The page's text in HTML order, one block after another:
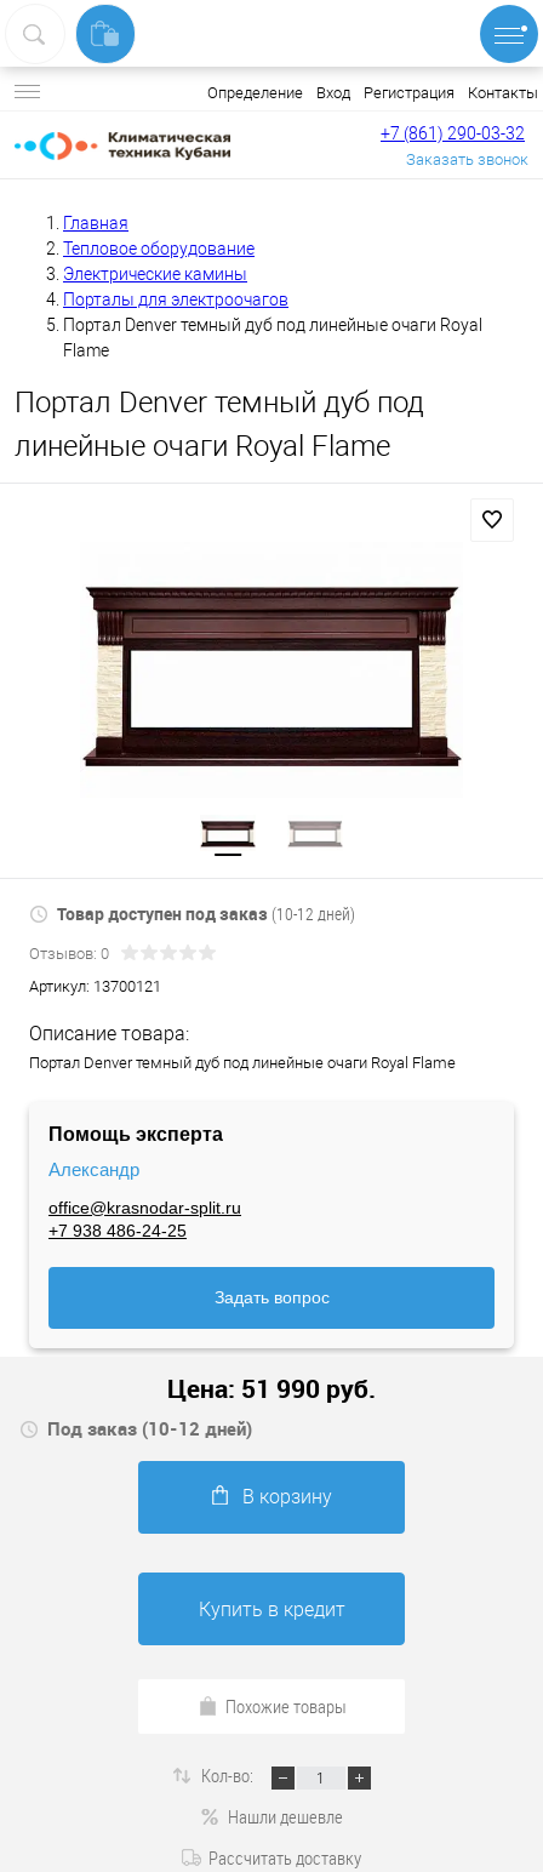
Определение Вход Регистрация Контакты
+7 (861) 290-03-32
Заказать звонок
Главная
Тепловое оборудование
Электрические камины
Порталы для электроочагов
Портал Denver темный дуб под линейные очаги Royal
Flame
Портал Denver темный дуб под
линейные очаги Royal Flame
Товар доступен под заказ (10-12 дней)
Отзывов: 0
Артикул: 13700121
Описание товара:
Портал Denver темный дуб под линейные очаги Royal Flame
Помощь эксперта
Александр
office@krasnodar-split.ru
+7 938 486-24-25
Задать вопрос
Цена: 51 990 руб.
Под заказ (10-12 дней)
В корзину
Купить в кредит
Похожие товары
Кол-во:
Нашли дешевле
Рассчитать доставку